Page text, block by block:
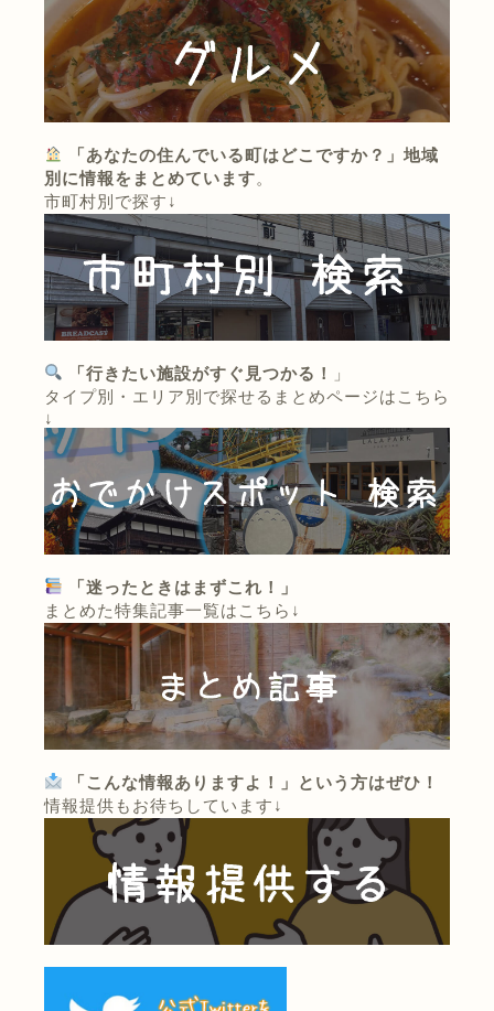
「あなたの住んでいる町はどこですか？」地域
別に情報をまとめています。
市町村別で探す↓
「行きたい施設がすぐ見つかる！
」
タイプ別・エリア別で探せるまとめページはこちら
↓
「迷ったときはまずこれ！」
まとめた特集記事一覧はこちら↓
「こんな情報ありますよ！」という方はぜひ！
情報提供もお待ちしています↓